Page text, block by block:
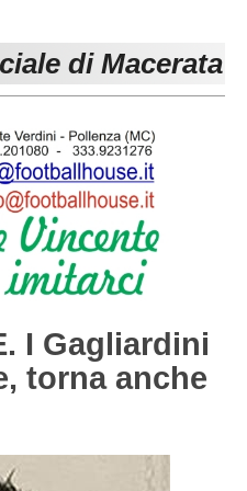
Carica la tua Rosa
di Macerata
I Gagliardini
torna anche